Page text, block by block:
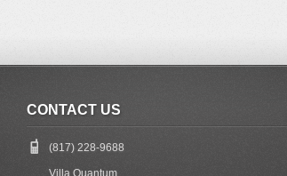
CONTACT US
(817) 228-9688
Villa Quantum